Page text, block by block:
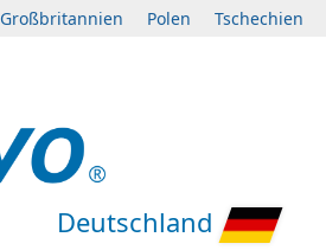
Großbritannien Polen Tschechien
Deutschland